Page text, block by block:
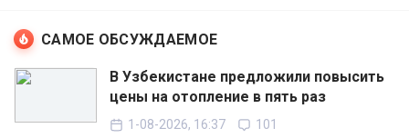
САМОЕ ОБСУЖДАЕМОЕ
В Узбекистане предложили повысить
цены на отопление в пять раз
1-08-2026, 16:37 101